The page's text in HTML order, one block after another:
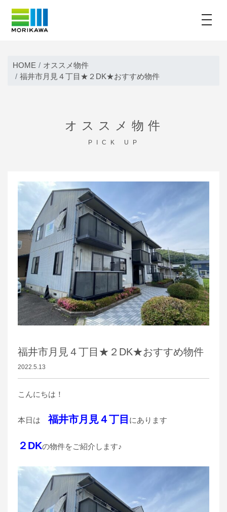
contentHOME
オススメ物件
福井市月見４丁目★２DK★おすすめ物件
オススメ物件
PICK UP
福井市月見４丁目★２DK★おすすめ物件
2022.5.13
こんにちは！
本日は福井市月見４丁目 にあります
２DKの物件をご紹介します♪